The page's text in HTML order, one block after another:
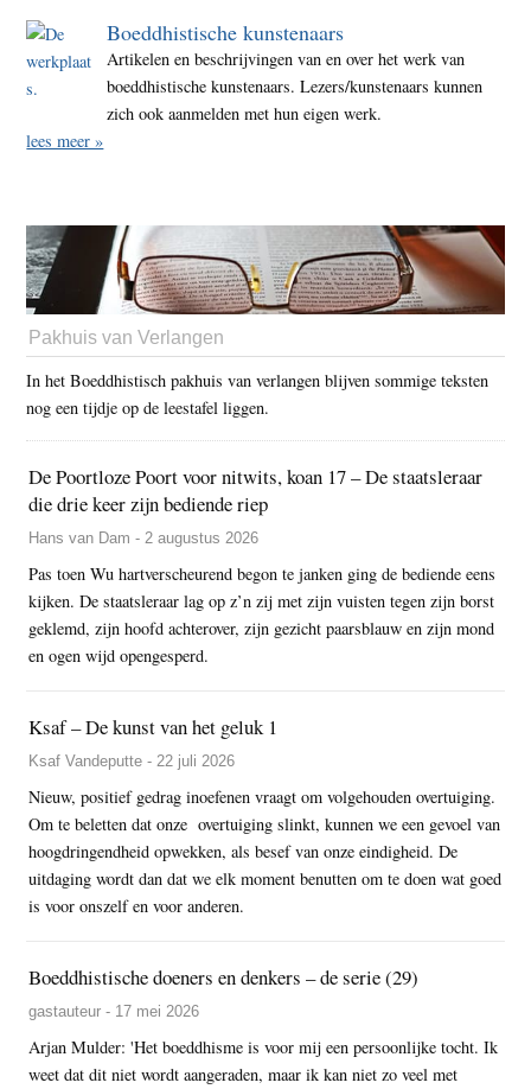
Boeddhistische kunstenaars
Artikelen en beschrijvingen van en over het werk van
boeddhistische kunstenaars. Lezers/kunstenaars kunnen
zich ook aanmelden met hun eigen werk.
lees meer »
Pakhuis van Verlangen
In het Boeddhistisch pakhuis van verlangen blijven sommige teksten
nog een tijdje op de leestafel liggen.
De Poortloze Poort voor nitwits, koan 17 – De staatsleraar
die drie keer zijn bediende riep
Hans van Dam - 2 augustus 2026
Pas toen Wu hartverscheurend begon te janken ging de bediende eens
kijken. De staatsleraar lag op z’n zij met zijn vuisten tegen zijn borst
geklemd, zijn hoofd achterover, zijn gezicht paarsblauw en zijn mond
en ogen wijd opengesperd.
Ksaf – De kunst van het geluk 1
Ksaf Vandeputte - 22 juli 2026
Nieuw, positief gedrag inoefenen vraagt om volgehouden overtuiging.
Om te beletten dat onze overtuiging slinkt, kunnen we een gevoel van
hoogdringendheid opwekken, als besef van onze eindigheid. De
uitdaging wordt dan dat we elk moment benutten om te doen wat goed
is voor onszelf en voor anderen.
Boeddhistische doeners en denkers – de serie (29)
gastauteur - 17 mei 2026
Arjan Mulder: 'Het boeddhisme is voor mij een persoonlijke tocht. Ik
weet dat dit niet wordt aangeraden, maar ik kan niet zo veel met